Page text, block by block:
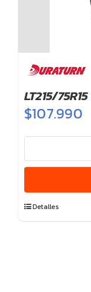
LT215/
$107.990
106/103R
TRAVIA
cantidad
Detalles